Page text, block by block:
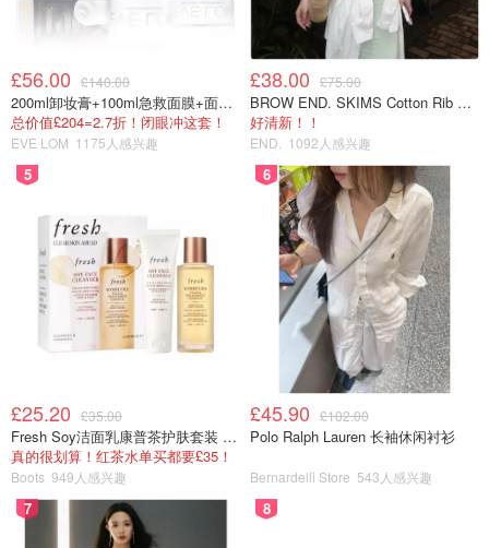
5️⃣打蛋盆壁边缘的黄油用硅胶刮刀刮下来，再次搅拌均匀
£56.00 £140.00
200ml卸妆膏+100ml急救面膜+面霜+洁颜布
总价值£204=2.7折！闭眼冲这套！
EVE LOM 1175人感兴趣
£38.00 £75.00
BROW END. SKIMS Cotton Rib 长款背心连衣裙 薄荷绿
好清新！！
END. 1092人感兴趣
5
£25.20 £35.00
Fresh Soy洁面乳康普茶护肤套装 100ml
真的很划算！红茶水单买都要£35！
Boots 949人感兴趣
6
£45.90 £102.00
Polo Ralph Lauren 长袖休闲衬衫
Bernardelli Store 543人感兴趣
7 8